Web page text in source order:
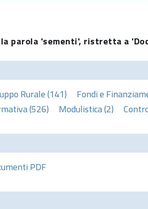
parola 'sementi', ristretta a
Rurale (141) Fondi e
(526) Modulistica (2)
PDF